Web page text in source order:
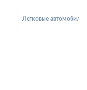
Легковые автомобили